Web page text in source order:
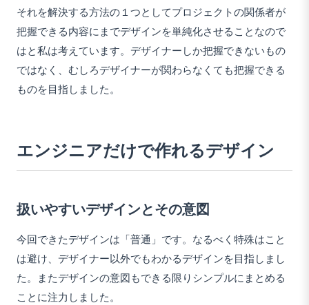
それを解決する方法の１つとしてプロジェクトの関係者が
把握できる内容にまでデザインを単純化させることなので
はと私は考えています。デザイナーしか把握できないもの
ではなく、むしろデザイナーが関わらなくても把握できる
ものを目指しました。
エンジニアだけで作れるデザイン
扱いやすいデザインとその意図
今回できたデザインは「普通」です。なるべく特殊はこと
は避け、デザイナー以外でもわかるデザインを目指しまし
た。またデザインの意図もできる限りシンプルにまとめる
ことに注力しました。